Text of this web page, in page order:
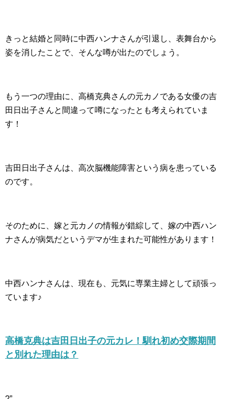
きっと結婚と同時に中西ハンナさんが引退し、表舞台から
姿を消したことで、そんな噂が出たのでしょう。
もう一つの理由に、高橋克典さんの元カノである女優の吉
田日出子さんと間違って噂になったとも考えられていま
す！
吉田日出子さんは、高次脳機能障害という病を患っている
のです。
そのために、嫁と元カノの情報が錯綜して、嫁の中西ハン
ナさんが病気だというデマが生まれた可能性があります！
中西ハンナさんは、現在も、元気に専業主婦として頑張っ
ています♪
高橋克典は吉田日出子の元カレ！馴れ初め交際期間
と別れた理由は？